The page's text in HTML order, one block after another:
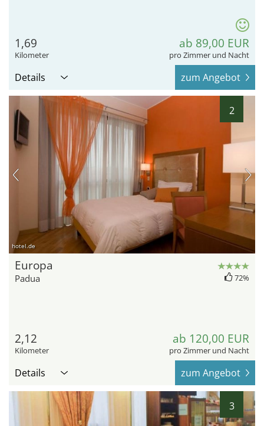
1,69
Kilometer
ab 89,00 EUR
pro Zimmer und Nacht
Details zum Angebot
2
hotel.de
Europa
Padua 72%
2,12
Kilometer
ab 120,00 EUR
pro Zimmer und Nacht
Details zum Angebot
3